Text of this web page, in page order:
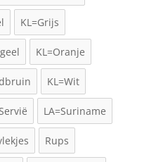
KL=Grijs
KL=Oranje
KL=Wit
LA=Suriname
Rups